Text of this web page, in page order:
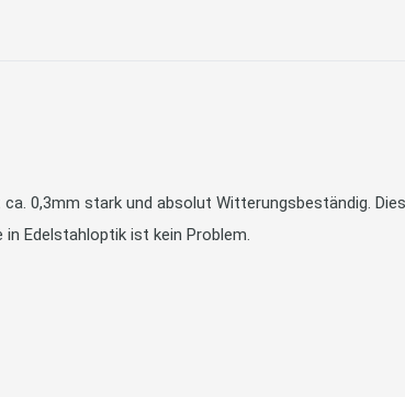
0,3mm stark und absolut Witterungsbeständig.
Edelstahloptik ist kein Problem.